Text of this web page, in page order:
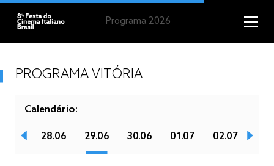
Programa 2026
PROGRAMA VITÓRIA
Calendário:
28.06 29.06 30.06 01.07 02.07